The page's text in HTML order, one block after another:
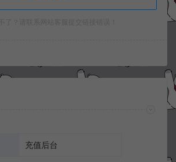
充值后台